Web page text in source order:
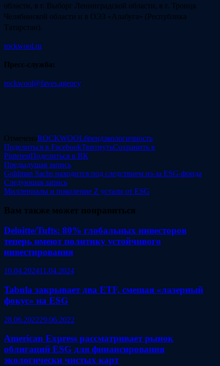
области, в г. Выборг Ленинградской области, в г. Троицк
Челябинской области и в ОЭЗ «Алабуга» (Республика
Татарстан).
rockwool.ru
Пресс-служба:
rockwool@faves.agency
ОтмеченоROCKWOOLбрендэкологичность
Поделиться в FacebookТвитнутьСохранить в
PinterestПоделиться в ВК
Навигация
по
записям
Предыдущая записьПредыдущая
запись:
Goldman Sachs находится под следствием из-за ESG-фонда
Следующая записьСледующая
запись:
Миллениалы и поколение Z устали от ESG
Вам также может понравиться
Deloitte/Tufts: 80% глобальных инвесторов
теперь имеют политику устойчивого
инвестирования
10.04.202411.04.2024
Tabula закрывает два ETF, cмещая «лазерный
фокус» на ESG
28.06.202229.06.2022
American Express рассматривает рынок
облигаций ESG для финансирования
экологически чистых карт